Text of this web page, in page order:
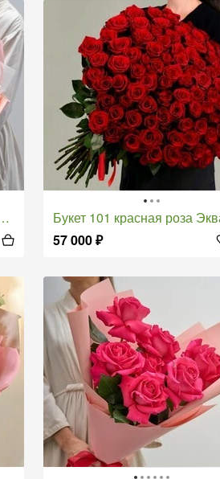
Букет 101 красная роза
57 000₽